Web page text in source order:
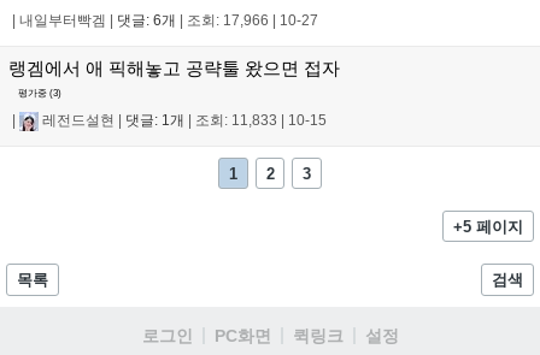
| 내일부터빡겜 | 댓글: 6개 | 조회: 17,966 | 10-27
랭겜에서 애 픽해놓고 공략툴 왔으면 접자
평가중 (3)
레전드설현 댓글: 1개 조회: 11,833 10-15
1 2 3
+5 페이지
목록 검색
로그인 PC화면 퀵링크
설정